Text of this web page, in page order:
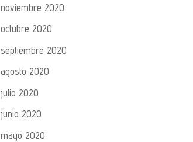
noviembre 2020
octubre 2020
septiembre 2020
agosto 2020
julio 2020
junio 2020
mayo 2020